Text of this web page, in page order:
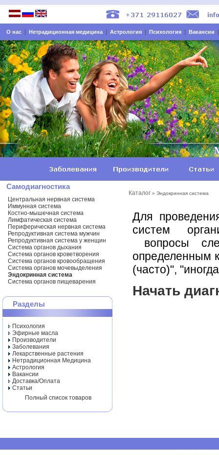
О нас Нетрадиционная медицина Астрология Психология Вакансии
Самодиагностика
Центральная нервная система
Иммунная система
Костно-мышечная система
Лимфатическая система
Периферическая нервная система
Репродуктивная система мужчин
Репродуктивная система у женщин
Система органов дыхания
Система органов кроветворения
Система органов кровообращения
Система органов мочевыделения
Эндокринная система
Система органов пищеварения
Разделы
Психология
Эфирные масла
Производители
Заболевания
Лекарственные растения
Нетрадиционная Медицина
Астрология
Вакансии
Доставка/Оплата
Статьи
Полный список товаров
Каталог » Эндокринная система
Для
систем
вопросы
определенным
(часто)",
Начать